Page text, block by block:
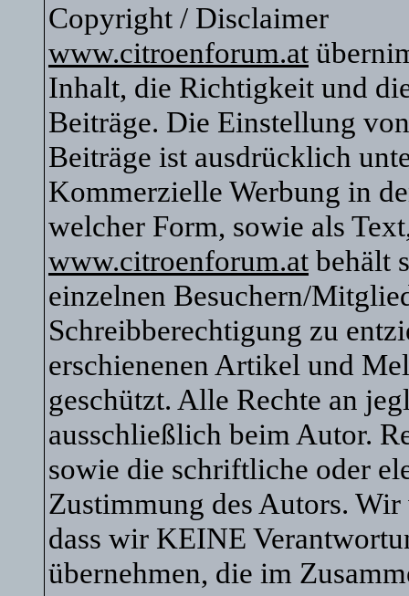
Copyright / Disclaimer
www.citroenforum.at
Inhalt, die Richtigkeit und
Beiträge. Die Einstellung
Beiträge ist ausdrücklich
Kommerzielle Werbung in
welcher Form, sowie als
www.citroenforum.at behält
einzelnen Besuchern/
Schreibberechtigung zu
erschienenen Artikel und
geschützt. Alle Rechte an
ausschließlich beim Autor.
sowie die schriftliche oder
Zustimmung des Autors.
dass wir KEINE
übernehmen, die im